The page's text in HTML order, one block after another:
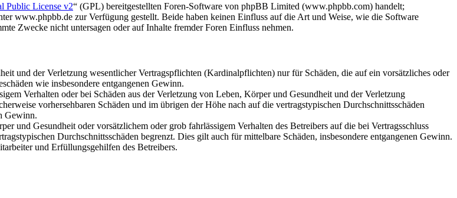
Public License v2“ (GPL) bereitgestellten Foren-Software von phpBB Limited (www.phpbb.com) handelt;
www.phpbb.de zur Verfügung gestellt. Beide haben keinen Einfluss auf die Art und Weise, wie die Software
Zwecke nicht untersagen oder auf Inhalte fremder Foren Einfluss nehmen.
und der Verletzung wesentlicher Vertragspflichten (Kardinalpflichten) nur für Schäden, die auf ein vorsätzliches oder
wie insbesondere entgangenen Gewinn.
Verhalten oder bei Schäden aus der Verletzung von Leben, Körper und Gesundheit und der Verletzung
vorhersehbaren Schäden und im übrigen der Höhe nach auf die vertragstypischen Durchschnittsschäden
Gewinn.
und Gesundheit oder vorsätzlichem oder grob fahrlässigem Verhalten des Betreibers auf die bei Vertragsschluss
Durchschnittsschäden begrenzt. Dies gilt auch für mittelbare Schäden, insbesondere entgangenen Gewinn.
und Erfüllungsgehilfen des Betreibers.